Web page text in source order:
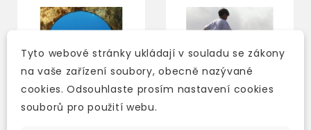
Tyto webové stránky ukládají v souladu se zákony
na vaše zařízení soubory, obecně nazývané
cookies. Odsouhlaste prosím nastavení cookies
souborů pro použití webu.